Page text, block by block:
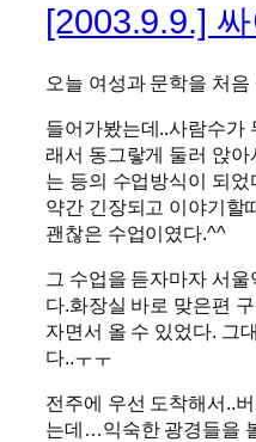
[2003.9.9.]
오늘 여성과 문학을 처음
들어가봤는데..사람수가
래서 동그랗게 둘러 앉
는 등의 수업방식이 되었
약간 긴장되고 이야기할
괜찮은 수업이였다.^^
그 수업을 듣자마자 서
다.화장실 바로 맞은편
자면서 올 수 있었다. 그
다..ㅜㅜ
전주에 우선 도착해서..
는데…익숙한 광경들을